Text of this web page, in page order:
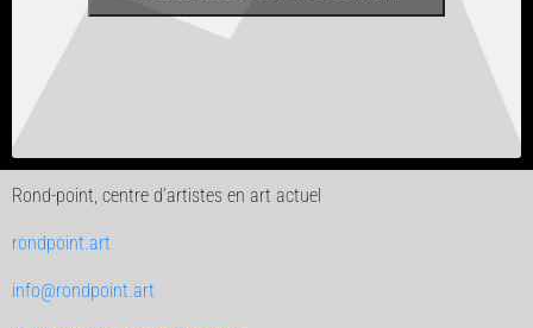
Rond-point, centre d’artistes en art actuel
rondpoint.art
info@rondpoint.art